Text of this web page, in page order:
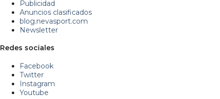
Publicidad
Anuncios clasificados
blog.nevasport.com
Newsletter
Redes sociales
Facebook
Twitter
Instagram
Youtube